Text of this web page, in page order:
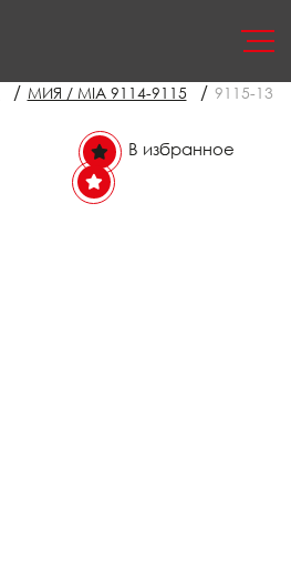
/ МИЯ / MIA 9114-9115 / 9115-13
В избранное